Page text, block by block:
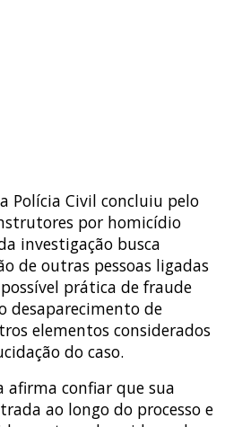
Polícia Civil concluiu pelo
por homicídio
investigação busca
de outras pessoas ligadas
prática de fraude
desaparecimento de
elementos considerados
do caso.
afirma confiar que sua
ao longo do processo e